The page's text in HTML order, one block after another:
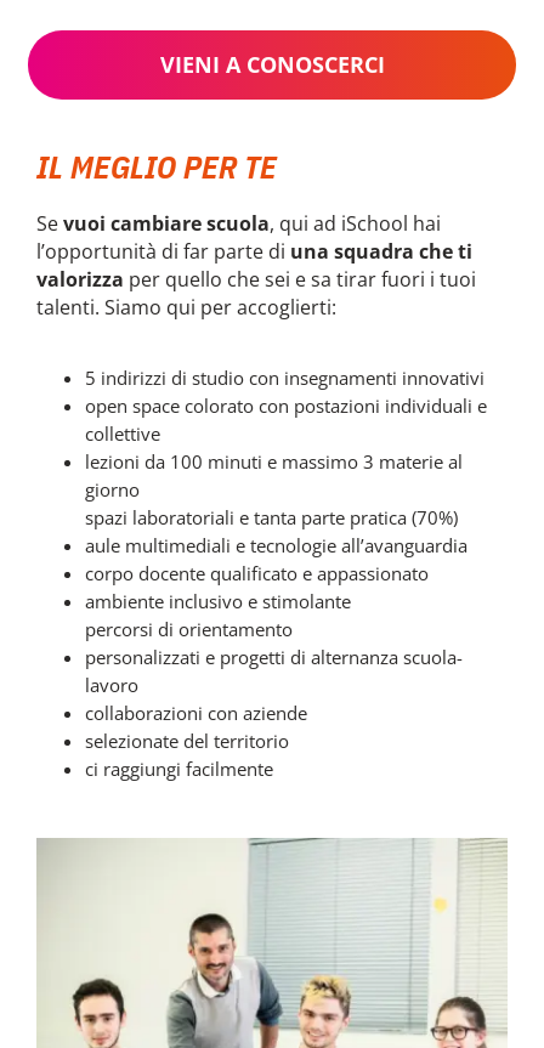
VIENI A CONOSCERCI
IL MEGLIO PER TE
Sevuoi cambiare scuola, qui ad iSchool hai
l’opportunità di far parte di una squadra che ti
valorizza per quello che sei e sa tirar fuori i tuoi
talenti. Siamo qui per accoglierti:
5 indirizzi di studio con insegnamenti innovativi
open space colorato con postazioni individuali e
collettive
lezioni da 100 minuti e massimo 3 materie al
giorno
spazi laboratoriali e tanta parte pratica (70%)
aule multimediali e tecnologie all’avanguardia
corpo docente qualificato e appassionato
ambiente inclusivo e stimolante
percorsi di orientamento
personalizzati e progetti di alternanza scuola-
lavoro
collaborazioni con aziende
selezionate del territorio
ci raggiungi facilmente